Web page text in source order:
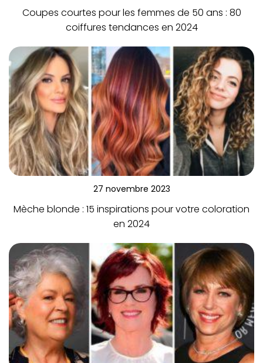
Coupes courtes pour les femmes de 50 ans : 80
coiffures tendances en 2024
27 novembre 2023
Mèche blonde : 15 inspirations pour votre coloration
en 2024